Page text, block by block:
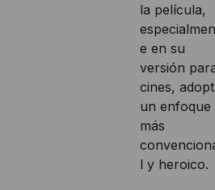
la película,
e en su
versión
cines,
un enfoque
más
l y heroico.